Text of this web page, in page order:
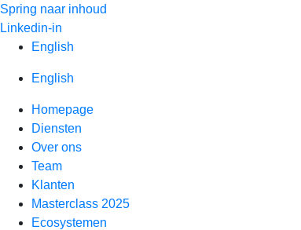
Spring naar inhoud
Linkedin-in
English
English
Homepage
Diensten
Over ons
Team
Klanten
Masterclass 2025
Ecosystemen